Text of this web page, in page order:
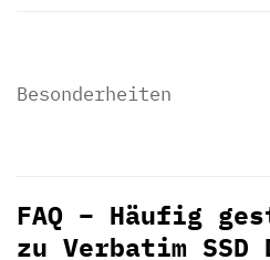
Besonderheiten
FAQ – Häufig
zu Verbatim SSD